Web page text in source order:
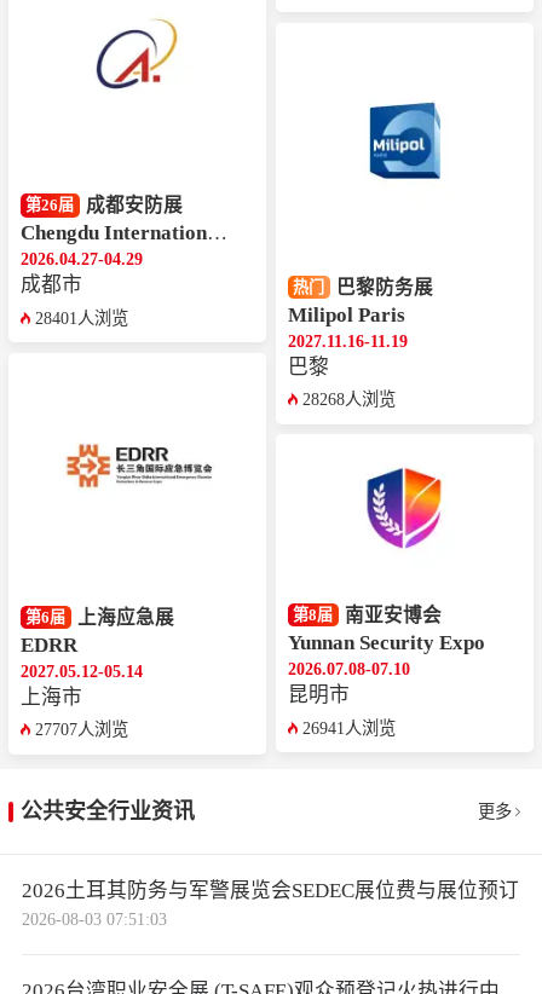
第26届 成都安防展
Chengdu International Security Expo
2026.04.27-04.29
成都市
28401人浏览
第6届 上海应急展
EDRR
2027.05.12-05.14
上海市
27707人浏览
热门 巴黎防务展
Milipol Paris
2027.11.16-11.19
巴黎
28268人浏览
第8届 南亚安博会
Yunnan Security Expo
2026.07.08-07.10
昆明市
26941人浏览
公共安全行业资讯 更多
2026土耳其防务与军警展览会SEDEC展位费与展位预订
2026-08-03 07:51:03